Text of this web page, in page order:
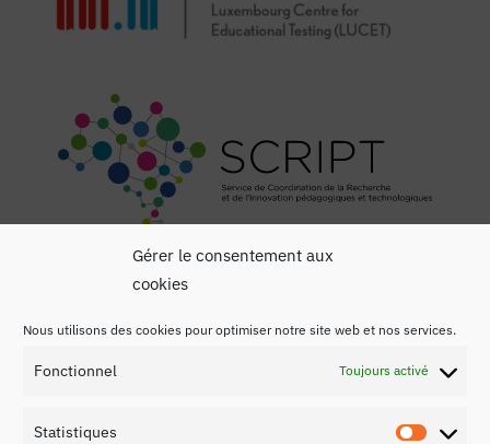
Gérer le consentement aux
cookies
Nous utilisons des cookies pour optimiser notre site web et nos services.
Fonctionnel Toujours activé
Statistiques